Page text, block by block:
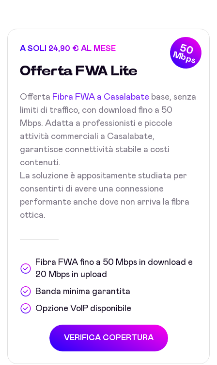
50
Mbps
A SOLI 24,90 € AL MESE
Offerta FWA Lite
Offerta Fibra FWA a Casalabate base, senza
limiti di traffico, con download fino a 50
Mbps. Adatta a professionisti e piccole
attività commerciali a Casalabate,
garantisce connettività stabile a costi
contenuti.
La soluzione è appositamente studiata per
consentirti di avere una connessione
performante anche dove non arriva la fibra
ottica.
Fibra FWA fino a 50 Mbps in download e
20 Mbps in upload
Banda minima garantita
Opzione VoIP disponibile
VERIFICA COPERTURA